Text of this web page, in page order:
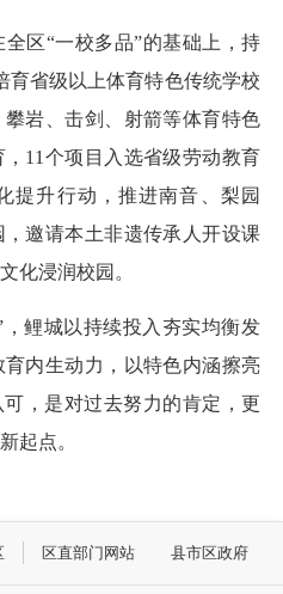
区“一校多品”的基础上，持
育省级以上体育特色传统学校
岩、击剑、射箭等体育特色
11个项目入选省级劳动教育
提升行动，推进南音、梨园
邀请本土非遗传承人开设课
化浸润校园。
鲤城以持续投入夯实均衡发
内生动力，以特色内涵擦亮
，是对过去努力的肯定，更
起点。
区直部门网站 县市区政府